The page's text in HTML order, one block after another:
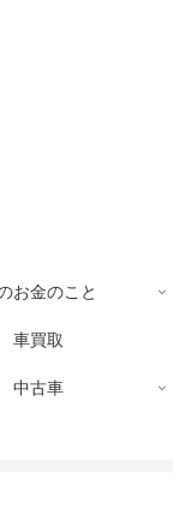
お金のこと
車買取
中古車